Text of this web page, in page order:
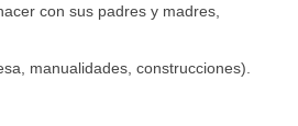
con sus padres y madres,
manualidades, construcciones).